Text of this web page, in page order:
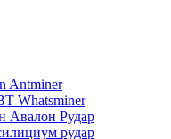
Antminer
Whatsminer
Авалон Рудар
рудар